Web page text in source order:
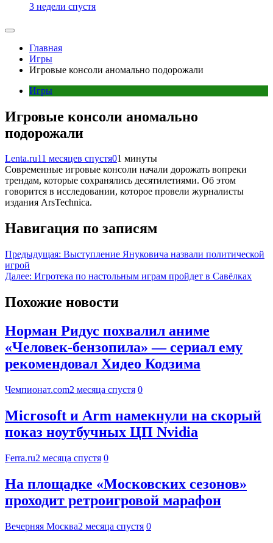
3 недели спустя
Главная
Игры
Игровые консоли аномально подорожали
Игры
Игровые консоли аномально
подорожали
Lenta.ru11 месяцев спустя01 минуты
Современные игровые консоли начали дорожать вопреки
трендам, которые сохранялись десятилетиями. Об этом
говорится в исследовании, которое провели журналисты
издания ArsTechnica.
Навигация по записям
Предыдущая: Выступление Януковича назвали политической
игрой
Далее: Игротека по настольным играм пройдет в Савёлках
Похожие новости
Норман Ридус похвалил аниме
«Человек-бензопила» — сериал ему
рекомендовал Хидео Кодзима
Чемпионат.com2 месяца спустя 0
Microsoft и Arm намекнули на скорый
показ ноутбучных ЦП Nvidia
Ferra.ru2 месяца спустя 0
На площадке «Московских сезонов»
проходит ретроигровой марафон
Вечерняя Москва2 месяца спустя 0